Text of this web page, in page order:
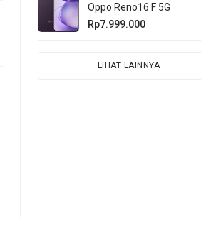
Oppo Reno16 F 5G
Rp7.999.000
LIHAT LAINNYA